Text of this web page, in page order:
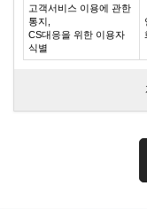
고객서비스 이용에 관한
통지,
CS대응을 위한 이용자
식별